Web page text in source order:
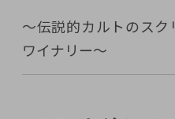
～伝説的カルトのス
ワイナリー～